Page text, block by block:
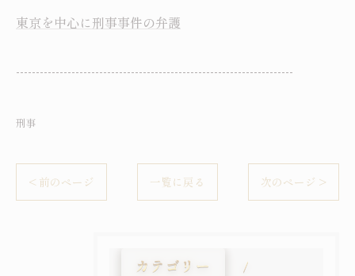
東京を中心に刑事事件の弁護
----------------------------------------------------------------------
刑事
< 前のページ 一覧に戻る 次のページ >
カテゴリー